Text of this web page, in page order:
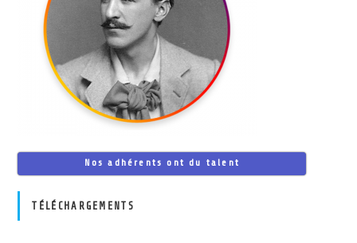
Nos adhérents ont du talent
TÉLÉCHARGEMENTS